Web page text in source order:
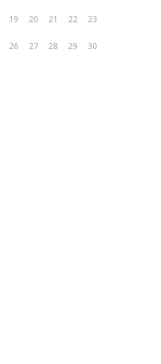
19 20 21 22 23
26 27 28 29 30